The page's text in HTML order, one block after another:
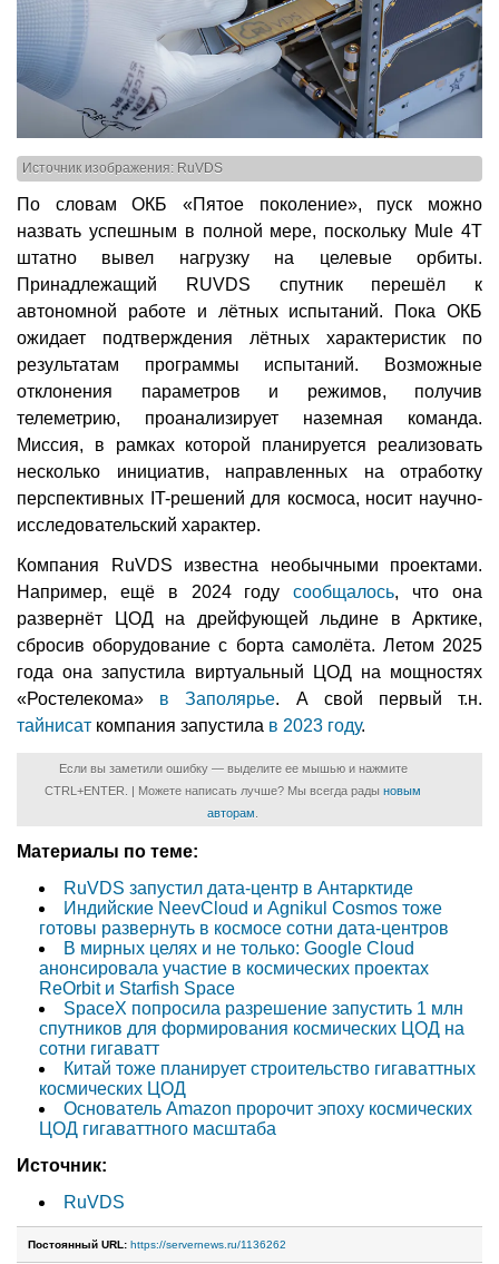
Источник изображения: RuVDS
По словам ОКБ «Пятое поколение», пуск можно
назвать успешным в полной мере, поскольку Mule 4T
штатно вывел нагрузку на целевые орбиты.
Принадлежащий RUVDS спутник перешёл к
автономной работе и лётных испытаний. Пока ОКБ
ожидает подтверждения лётных характеристик по
результатам программы испытаний. Возможные
отклонения параметров и режимов, получив
телеметрию, проанализирует наземная команда.
Миссия, в рамках которой планируется реализовать
несколько инициатив, направленных на отработку
перспективных IT-решений для космоса, носит научно-
исследовательский характер.
Компания RuVDS известна необычными проектами.
Например, ещё в 2024 годусообщалось, что она
развернёт ЦОД на дрейфующей льдине в Арктике,
сбросив оборудование с борта самолёта. Летом 2025
года она запустила виртуальный ЦОД на мощностях
«Ростелекома» в Заполярье. А свой первый т.н.
тайнисат компания запустила в 2023 году.
Если вы заметили ошибку — выделите ее мышью и нажмите
CTRL+ENTER. | Можете написать лучше? Мы всегда рады новым
авторам
Материалы по теме:
RuVDS запустил дата-центр в Антарктиде
Индийские NeevCloud и Agnikul Cosmos тоже
готовы развернуть в космосе сотни дата-центров
В мирных целях и не только: Google Cloud
анонсировала участие в космических проектах
ReOrbit и Starfish Space
SpaceX попросила разрешение запустить 1 млн
спутников для формирования космических ЦОД на
сотни гигаватт
Китай тоже планирует строительство гигаваттных
космических ЦОД
Основатель Amazon пророчит эпоху космических
ЦОД гигаваттного масштаба
Источник:
RuVDS
Постоянный URL: https://servernews.ru/1136262